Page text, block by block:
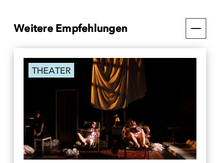
Weitere Empfehlungen
THEATER